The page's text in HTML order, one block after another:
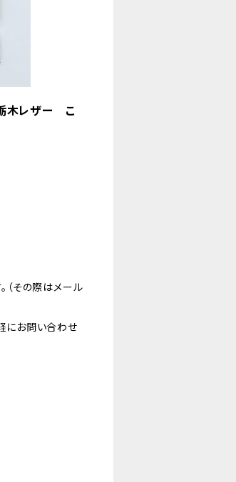
木レザー こ
その際はメール
にお問い合わせ